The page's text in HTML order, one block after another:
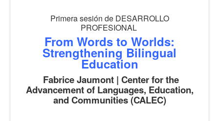
Primera sesión de DESARROLLO
PROFESIONAL
From Words to Worlds:
Strengthening Bilingual
Education
Fabrice Jaumont | Center for the
Advancement of Languages, Education,
and Communities (CALEC)